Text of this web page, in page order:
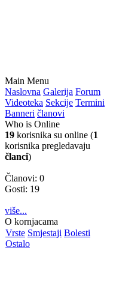
Main Menu
Naslovna Galerija Forum
Videoteka Sekcije Termini
Banneri članovi
Who is Online
19 korisnika su online (1
korisnika pregledavaju
članci)
Članovi: 0
Gosti: 19
više...
O kornjacama
Vrste Smjestaji Bolesti
Ostalo